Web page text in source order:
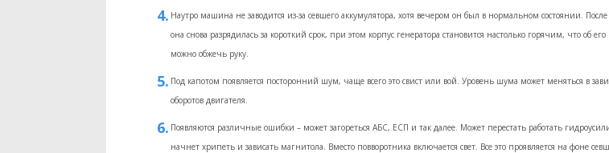
Наутро машина не заводится из-за севшего аккумулятора, хотя вечером он был в нормальном состоянии.
она снова разрядилась за короткий срок, при этом корпус генератора становится настолько горячим, что об его
можно обжечь руку.
Под капотом появляется посторонний шум, чаще всего это свист или вой. Уровень шума может меняться в
оборотов двигателя.
Появляются различные ошибки – может загореться АБС, ЕСП и так далее. Может перестать работать
начнет хрипеть и зависать магнитола. Вместо повворотника включается свет. Все это проявляется на фоне